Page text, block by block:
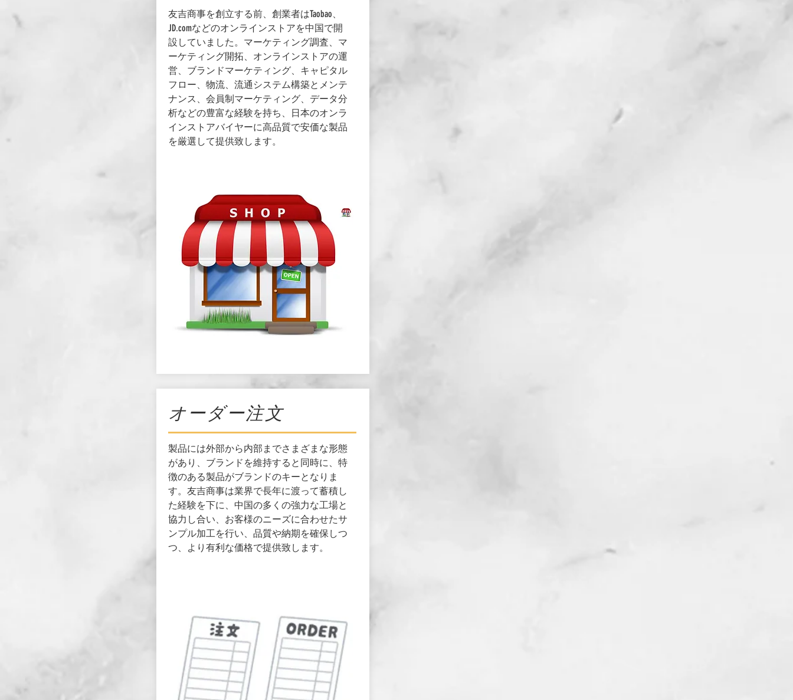
友吉商事を創立する前、創業者はTaobao、
JD.comなどのオンラインストアを中国で開
設していました。マーケティング調査、マ
ーケティング開拓、オンラインストアの運
営、ブランドマーケティング、キャピタル
フロー、物流、流通システム構築とメンテ
ナンス、会員制マーケティング、データ分
析などの豊富な経験を持ち、日本のオンラ
インストアバイヤーに高品質で安価な製品
を厳選して提供致します。
オーダー注文
製品には外部から内部までさまざまな形態
があり、ブランドを維持すると同時に、特
徴のある製品がブランドのキーとなりま
す。友吉商事は業界で長年に渡って蓄積し
た経験を下に、中国の多くの強力な工場と
協力し合い、お客様のニーズに合わせたサ
ンプル加工を行い、品質や納期を確保しつ
つ、より有利な価格で提供致します。